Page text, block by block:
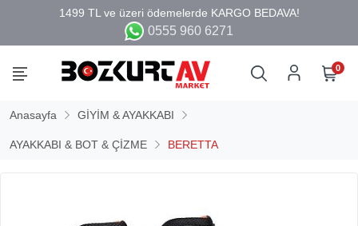
0555 960 6271
0
Anasayfa GİYİM & AYAKKABI
AYAKKABI & BOT & ÇİZME BERETTA